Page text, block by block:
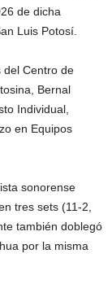
de dicha
Luis Potosí.
del Centro de
Bernal
Individual,
en Equipos
sonorense
tres sets (11-2,
también doblegó
por la misma